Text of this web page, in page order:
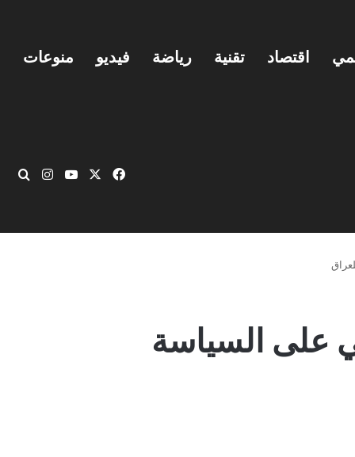
اقتصاد تقنية رياضة فيديو منوعات
فيسبوك ‫YouTube
على السياسة